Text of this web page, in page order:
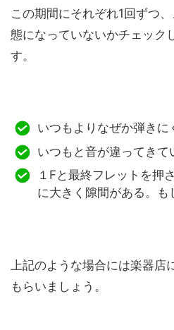
この期間にそれぞれ1回ずつ
態になっていないかチェック
す。
いつもよりなぜか弾きに
いつもと音が違ってきて
１Fと最終フレットを押
に大きく隙間がある。も
上記のような場合には楽器店
もらいましょう。